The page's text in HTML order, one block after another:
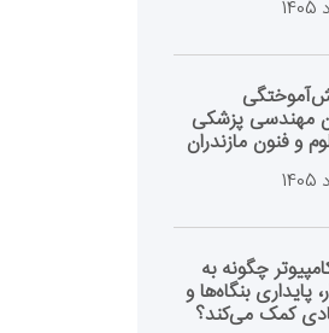
مهندسی پزشکی
و فنون مازندران
چگونه به
پایداری بنگاه‌ها و
کمک می‌کند؟